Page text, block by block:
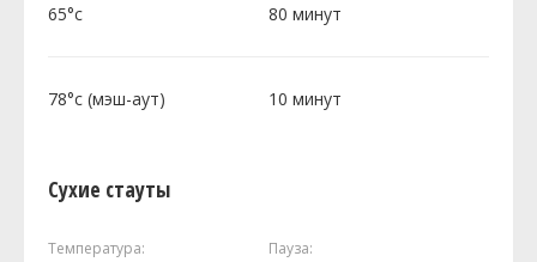
65°c 80 минут
78°c (мэш-аут) 10 минут
Сухие стауты
Температура: Пауза: